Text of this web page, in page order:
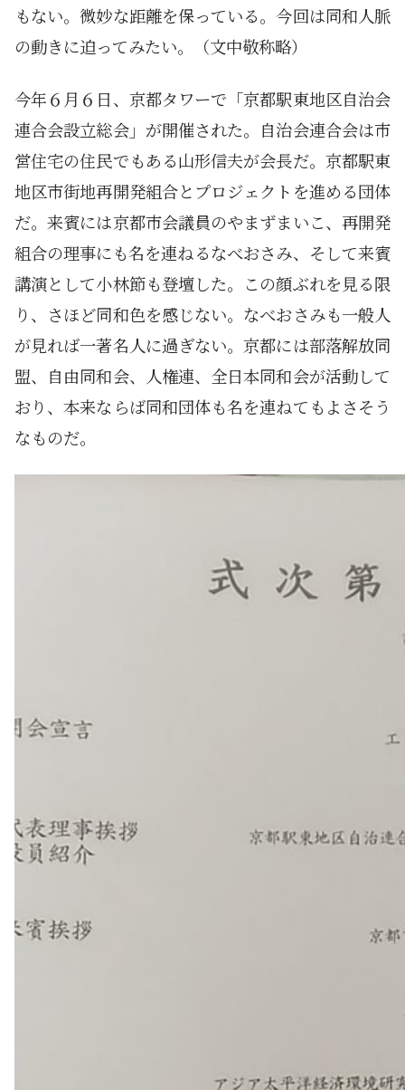
もない。微妙な距離を保っている。今回は同和人脈
の動きに迫ってみたい。（文中敬称略）
今年６月６日、京都タワーで「京都駅東地区自治会
連合会設立総会」が開催された。自治会連合会は市
営住宅の住民でもある山形信夫が会長だ。京都駅東
地区市街地再開発組合とプロジェクトを進める団体
だ。来賓には京都市会議員のやまずまいこ、再開発
組合の理事にも名を連ねるなべおさみ、そして来賓
講演として小林節も登壇した。この顔ぶれを見る限
り、さほど同和色を感じない。なべおさみも一般人
が見れば一著名人に過ぎない。京都には部落解放同
盟、自由同和会、人権連、全日本同和会が活動して
おり、本来ならば同和団体も名を連ねてもよさそう
なものだ。